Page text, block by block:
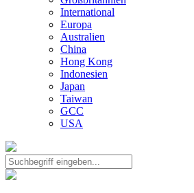
International
Europa
Australien
China
Hong Kong
Indonesien
Japan
Taiwan
GCC
USA